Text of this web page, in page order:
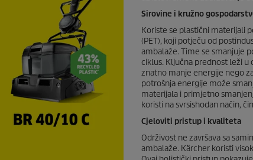
Sirovine i kružno
Koriste se plastični materijali
(PET), koji potječu od
ambalaže. Time se smanjuje
ciklus. Ključna prednost leži u
znatno manje energije nego
potrošnja energije može
materijala i primjetno
koristi na svrsishodan način,
Cjeloviti pristup i kvaliteta
Održivost ne završava sa
ambalaže. Kärcher koristi